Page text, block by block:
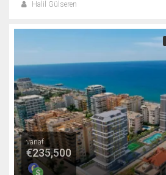
Halil Gülseren
vanaf
€235,500